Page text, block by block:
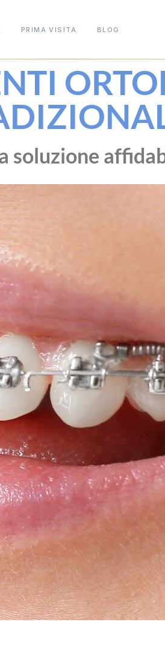
PRIMA VISITA BLOG
soluzione